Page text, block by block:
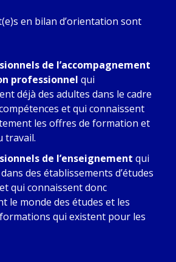
en bilan d’orientation sont
de l’accompagnement
professionnel qui
déjà des adultes dans le cadre
et qui connaissent
les offres de formation et
travail.
de l’enseignement qui
des établissements d’études
qui connaissent donc
le monde des études et les
qui existent pour les